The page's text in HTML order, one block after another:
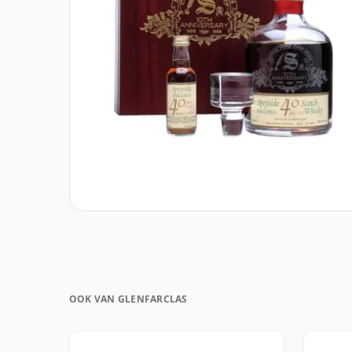
OOK VAN GLENFARCLAS